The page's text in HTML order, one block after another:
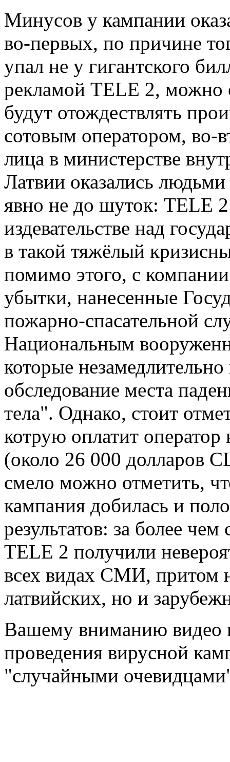
Минусов у кампании
во-первых, по причине
упал не у гигантского
рекламой TELE 2, можно
будут отождествлять
сотовым оператором, во-
лица в министерстве
Латвии оказались
явно не до шуток: TELE
издевательстве над
в такой тяжёлый
помимо этого, с
убытки, нанесенные
пожарно-спасательной
Национальным
которые
обследование места
тела". Однако, стоит
котрую оплатит оператор
(около 26 000 долларов
смело можно отметить,
кампания добилась и
результатов: за более
TELE 2 получили
всех видах СМИ, притом
латвийских, но и
Вашему вниманию видео
проведения вирусной
"случайными